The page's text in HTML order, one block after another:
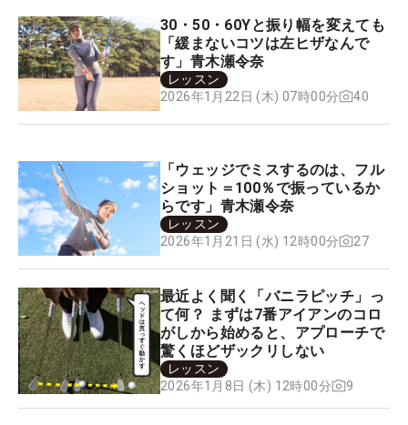
30・50・60Yと振り幅を変えても
「緩まないコツは左ヒザなんで
す」青木瀬令奈
レッスン
2026年1月22日 (木) 07時00分
40
「ウェッジでミスするのは、フル
ショット＝100％で振っているか
らです」青木瀬令奈
レッスン
2026年1月21日 (水) 12時00分
27
最近よく聞く「バニラピッチ」っ
て何？ まずは7番アイアンのコロ
がしから始めると、アプローチで
驚くほどザックリしない
レッスン
2026年1月8日 (木) 12時00分
9